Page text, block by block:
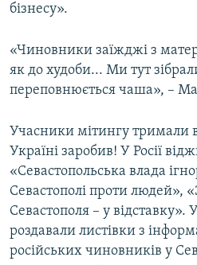
бізнесу».
«Чиновники заїжджі з
як до худоби... Ми тут
переповнюється чаша», –
Учасники мітингу тримали
Україні заробив! У Росії
«Севастопольська влада
Севастополі проти людей»,
Севастополя – у
роздавали листівки з
російських чиновників у